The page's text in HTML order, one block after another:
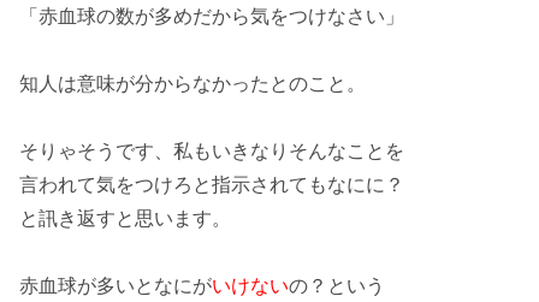
「 赤血球の数が多めだから気をつけなさい」
知人は意味が分からなかったとのこと。
そりゃそうです、私もいきなりそんなことを
言われて気をつけろと指示されてもなにに？
と訊き返すと思います。
赤血球が多いとなにがいけないの？という